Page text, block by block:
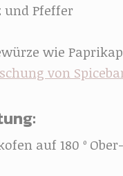
und Pfeffer
wie
von
auf 180 º